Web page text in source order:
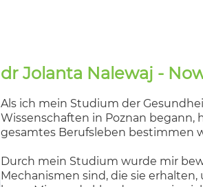
dr Jolanta Nalewaj -
Als ich mein Studium der
Wissenschaften in Poznan
gesamtes Berufsleben bestimmen
Durch mein Studium wurde mir
Mechanismen sind, die sie